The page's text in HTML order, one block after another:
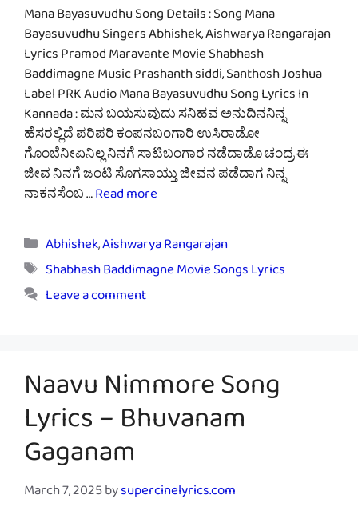
Mana Bayasuvudhu Song Details : Song Mana
Bayasuvudhu Singers Abhishek, Aishwarya Rangarajan
Lyrics Pramod Maravante Movie Shabhash
Baddimagne Music Prashanth siddi, Santhosh Joshua
Label PRK Audio Mana Bayasuvudhu Song Lyrics In
Kannada : ಮನ ಬಯಸುವುದು ಸನಿಹವ ಅನುದಿನನಿನ್ನ
ಹೆಸರಲ್ಲಿದೆ ಪರಿಪರಿ ಕಂಪನಬಂಗಾರಿ ಉಸಿರಾಡೋ
ಗೊಂಬೆನೀಏನಿಲ್ಲ ನಿನಗೆ ಸಾಟಿಬಂಗಾರ ನಡೆದಾಡೊ ಚಂದ್ರ ಈ
ಜೀವ ನಿನಗೆ ಜಂಟಿ ಸೊಗಸಾಯ್ತು ಜೀವನ ಪಡೆದಾಗ ನಿನ್ನ
ನಾಕನಸೆಂಬ …Read more
Categories
Abhishek,Aishwarya Rangarajan
Tags
Shabhash Baddimagne Movie Songs Lyrics
Leave a comment
Naavu Nimmore Song
Lyrics – Bhuvanam
Gaganam
March 7, 2025bysupercinelyrics.com